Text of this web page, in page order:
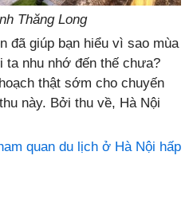
Thăng Long
đã giúp bạn hiểu vì sao mùa
ta nhu nhớ đến thế chưa?
thật sớm cho chuyến
này. Bởi thu về, Hà Nội
quan du lịch ở Hà Nội hấp